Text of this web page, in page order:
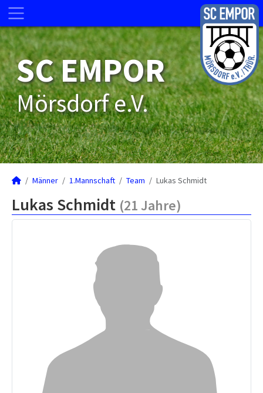
SC EMPOR
Mörsdorf e.V.
Männer 1.Mannschaft Team Lukas Schmidt
Lukas Schmidt (21 Jahre)